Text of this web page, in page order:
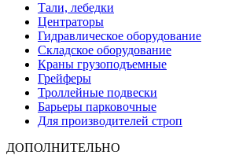
Тали, лебедки
Центраторы
Гидравлическое оборудование
Складское оборудование
Краны грузоподъемные
Грейферы
Троллейные подвески
Барьеры парковочные
Для производителей строп
ДОПОЛНИТЕЛЬНО